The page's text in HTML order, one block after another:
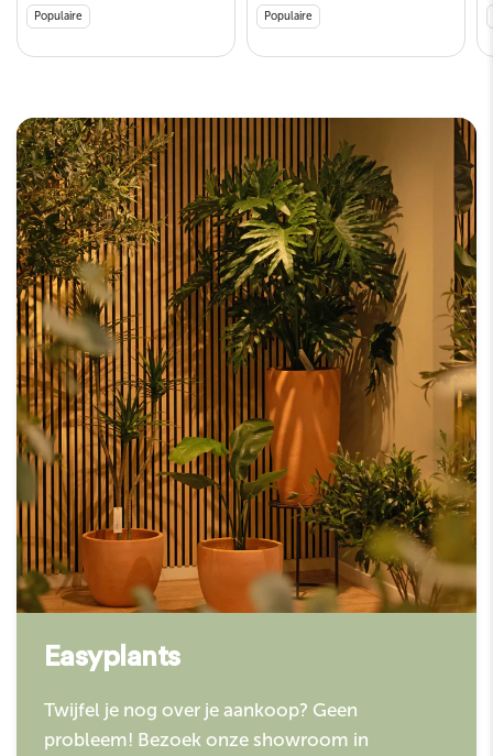
Populaire Populaire
Easyplants
Twijfel je nog over je aankoop? Geen
probleem! Bezoek onze showroom in